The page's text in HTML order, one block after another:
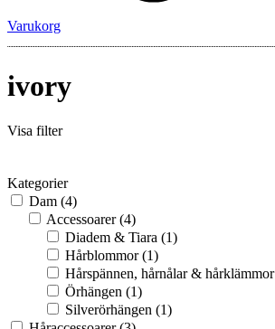
Varukorg
ivory
Visa filter
Kategorier
Dam (4)
Accessoarer (4)
Diadem & Tiara (1)
Hårblommor (1)
Hårspännen, hårnålar & hårklämmor
Örhängen (1)
Silverörhängen (1)